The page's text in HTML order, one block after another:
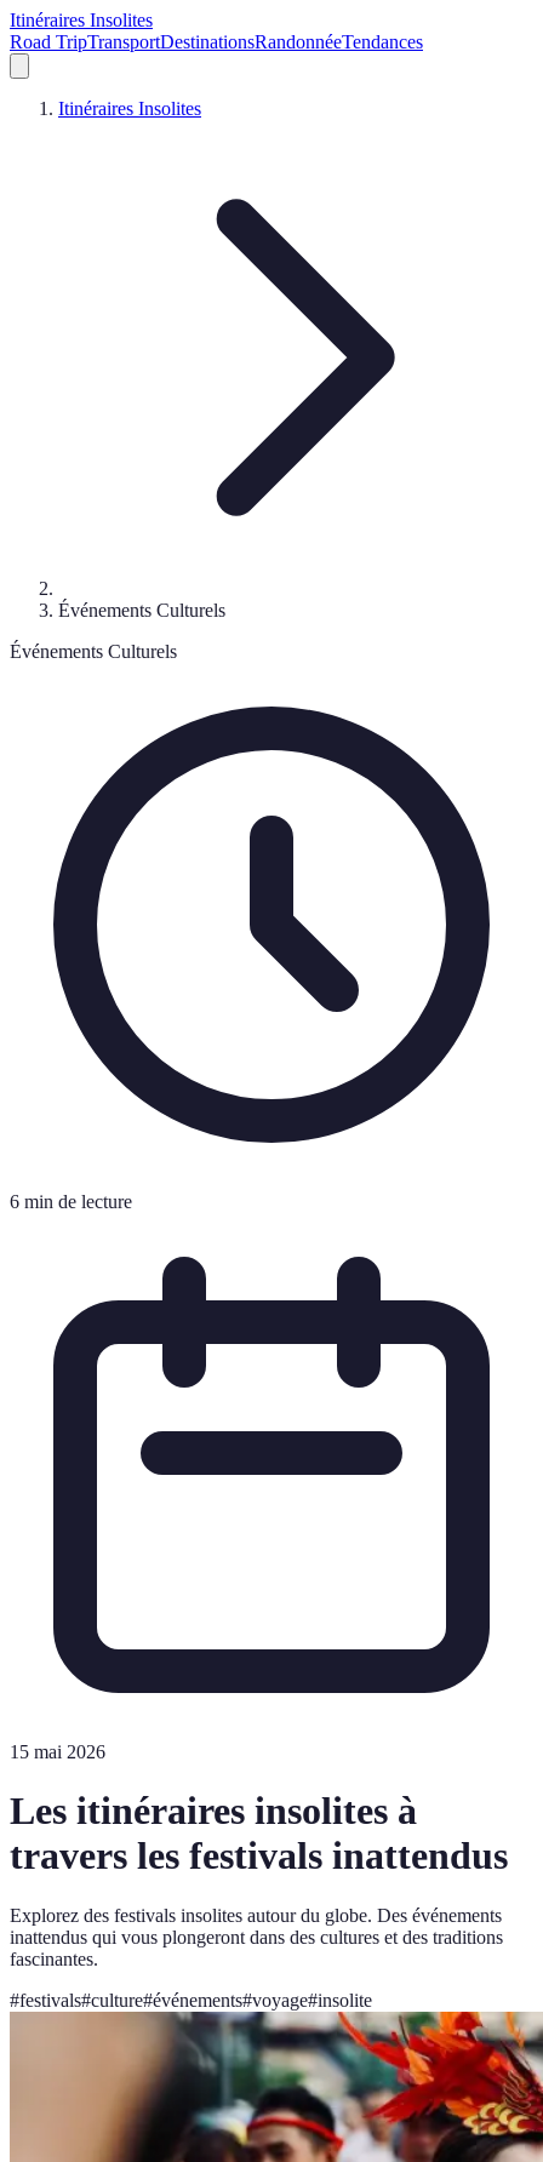
Itinéraires Insolites
Road TripTransportDestinationsRandonnéeTendances
Itinéraires Insolites
Événements Culturels
Événements Culturels
6 min de lecture
15 mai 2026
Les itinéraires insolites à
travers les festivals inattendus
Explorez des festivals insolites autour du globe. Des événements
inattendus qui vous plongeront dans des cultures et des traditions
fascinantes.
#festivals#culture#événements#voyage#insolite